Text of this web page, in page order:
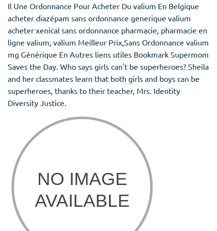
Il Une Ordonnance Pour Acheter Du valium En Belgique
acheter diazépam sans ordonnance generique valium
acheter xenical sans ordonnance pharmacie, pharmacie en
ligne valium, valium Meilleur Prix,Sans Ordonnance valium
mg Générique En Autres liens utiles Bookmark Supermom
Saves the Day. Who says girls can't be superheroes? Sheila
and her classmates learn that both girls and boys can be
superheroes, thanks to their teacher, Mrs. Identity
Diversity Justice.